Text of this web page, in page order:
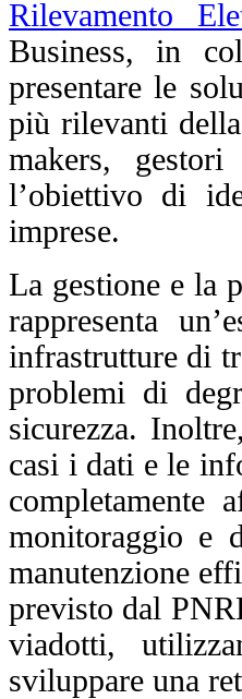
Rilevamento
Business, in
presentare le
più rilevanti
makers,
l’obiettivo di
imprese.
La gestione e la
rappresenta
infrastrutture di
problemi di
sicurezza.
casi i dati e le
completamente
monitoraggio e
manutenzione
previsto dal
viadotti,
sviluppare una